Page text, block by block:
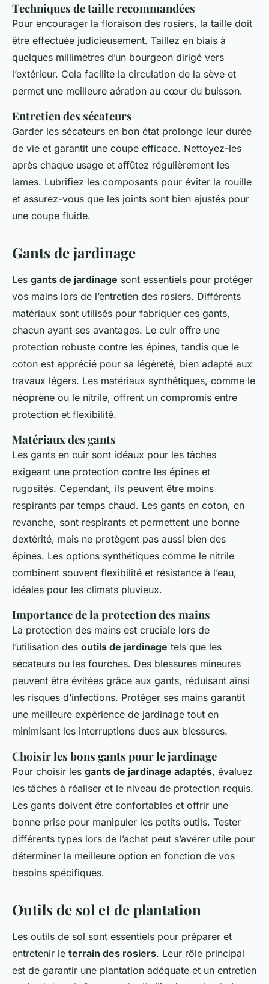
Techniques de taille recommandées
Pour encourager la floraison des rosiers, la taille doit
être effectuée judicieusement. Taillez en biais à
quelques millimètres d’un bourgeon dirigé vers
l’extérieur. Cela facilite la circulation de la sève et
permet une meilleure aération au cœur du buisson.
Entretien des sécateurs
Garder les sécateurs en bon état prolonge leur durée
de vie et garantit une coupe efficace. Nettoyez-les
après chaque usage et affûtez régulièrement les
lames. Lubrifiez les composants pour éviter la rouille
et assurez-vous que les joints sont bien ajustés pour
une coupe fluide.
Gants de jardinage
Les gants de jardinage sont essentiels pour protéger
vos mains lors de l’entretien des rosiers. Différents
matériaux sont utilisés pour fabriquer ces gants,
chacun ayant ses avantages. Le cuir offre une
protection robuste contre les épines, tandis que le
coton est apprécié pour sa légèreté, bien adapté aux
travaux légers. Les matériaux synthétiques, comme le
néoprène ou le nitrile, offrent un compromis entre
protection et flexibilité.
Matériaux des gants
Les gants en cuir sont idéaux pour les tâches
exigeant une protection contre les épines et
rugosités. Cependant, ils peuvent être moins
respirants par temps chaud. Les gants en coton, en
revanche, sont respirants et permettent une bonne
dextérité, mais ne protègent pas aussi bien des
épines. Les options synthétiques comme le nitrile
combinent souvent flexibilité et résistance à l’eau,
idéales pour les climats pluvieux.
Importance de la protection des mains
La protection des mains est cruciale lors de
l’utilisation des outils de jardinage tels que les
sécateurs ou les fourches. Des blessures mineures
peuvent être évitées grâce aux gants, réduisant ainsi
les risques d’infections. Protéger ses mains garantit
une meilleure expérience de jardinage tout en
minimisant les interruptions dues aux blessures.
Choisir les bons gants pour le jardinage
Pour choisir les gants de jardinage adaptés, évaluez
les tâches à réaliser et le niveau de protection requis.
Les gants doivent être confortables et offrir une
bonne prise pour manipuler les petits outils. Tester
différents types lors de l’achat peut s’avérer utile pour
déterminer la meilleure option en fonction de vos
besoins spécifiques.
Outils de sol et de plantation
Les outils de sol sont essentiels pour préparer et
entretenir le terrain des rosiers. Leur rôle principal
est de garantir une plantation adéquate et un entretien